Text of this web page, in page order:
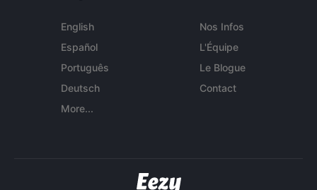
English
Español
Português
Deutsch
More...
Nos Infos
L'Équipe
Le Blogue
Contact